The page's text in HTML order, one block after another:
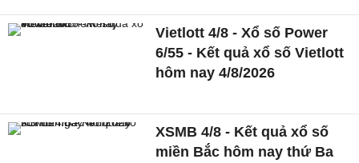
Vietlott 4/8 - Xổ số Power
6/55 - Kết quả xổ số Vietlott
hôm nay 4/8/2026
XSMB 4/8 - Kết quả xổ số
miền Bắc hôm nay thứ Ba